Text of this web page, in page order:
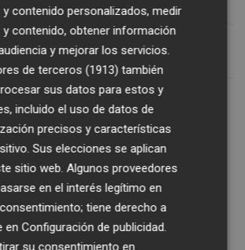
y contenido personalizados, medir
y contenido, obtener información
y mejorar los servicios.
de terceros (1913) también
sus datos para estos y
incluido el uso de datos de
precisos y características
Sus elecciones se aplican
sitio web. Algunos proveedores
en el interés legítimo en
tiene derecho a
enConfiguración de publicidad.
su consentimiento en